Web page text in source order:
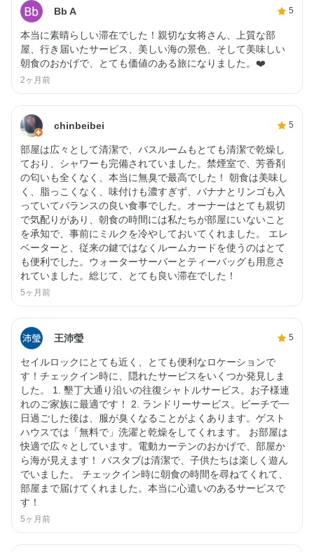
Bb A 5
本当に素晴らしい滞在でした！親切な女将さん、上質な部
屋、行き届いたサービス、美しい海の景色、そして美味しい
朝食のおかげで、とても価値のある旅になりました。❤️
2ヶ月前
chinbeibei 5
部屋は広々として清潔で、バスルームもとても清潔で乾燥し
ており、シャワーも完備されていました。禁煙室で、芳香剤
の匂いも全くなく、本当に無臭で最高でした！ 朝食は美味し
く、脂っこくなく、味付けも濃すぎず、バナナとリンゴも入
っていてバランスの良い食事でした。オーナーはとても親切
で気配りがあり、朝食の時間には私たちが部屋にいないこと
を承知で、事前にミルクを冷やしておいてくれました。 エレ
ベーターと、従来の鍵ではなくルームカードを使うのはとて
も便利でした。ウォーターサーバーとティーバッグも用意さ
れていました。総じて、とても良い滞在でした！
5ヶ月前
王沛瑩 5
セイルロックにとても近く、とても便利なロケーションで
す！チェックイン時に、隠れたサービスをいくつか発見しま
した。 1. 墾丁大通り沿いの往復シャトルサービス。お子様連
れのご家族に最適です！ 2. ランドリーサービス。ビーチで一
日過ごした後は、服が臭くなることがよくあります。ゲスト
ハウスでは「無料で」洗濯と乾燥をしてくれます。 お部屋は
快適で広々としています。電動カーテンのおかげで、部屋か
ら海が見えます！ バスタブは清潔で、子供たちは楽しく遊ん
でいました。 チェックイン時に朝食の時間を尋ねてくれて、
部屋まで届けてくれました。本当に心遣いのあるサービスで
す！
5ヶ月前